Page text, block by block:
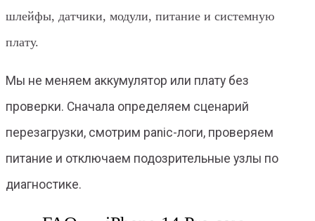
шлейфы, датчики, модули, питание и системную
плату.
Мы не меняем аккумулятор или плату без
проверки. Сначала определяем сценарий
перезагрузки, смотрим panic-логи, проверяем
питание и отключаем подозрительные узлы по
диагностике.